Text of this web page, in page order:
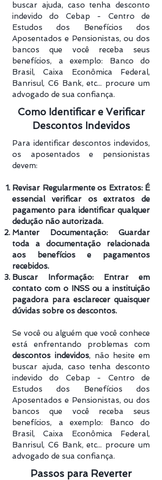
buscar ajuda, caso tenha desconto
indevido do Cebap - Centro de
Estudos dos Benefícios dos
Aposentados e Pensionistas, ou dos
bancos que você receba seus
benefícios, a exemplo: Banco do
Brasil, Caixa Econômica Federal,
Banrisul, C6 Bank, etc... procure um
advogado de sua confiança.
Como Identificar e Verificar
Descontos Indevidos
Para identificar descontos indevidos,
os aposentados e pensionistas
devem:
Revisar Regularmente os Extratos: É
essencial verificar os extratos de
pagamento para identificar qualquer
dedução não autorizada.
Manter Documentação: Guardar
toda a documentação relacionada
aos benefícios e pagamentos
recebidos.
Buscar Informação: Entrar em
contato com o INSS ou a instituição
pagadora para esclarecer quaisquer
dúvidas sobre os descontos.
Se você ou alguém que você conhece
está enfrentando problemas com
descontos indevidos, não hesite em
buscar ajuda, caso tenha desconto
indevido do Cebap - Centro de
Estudos dos Benefícios dos
Aposentados e Pensionistas, ou dos
bancos que você receba seus
benefícios, a exemplo: Banco do
Brasil, Caixa Econômica Federal,
Banrisul, C6 Bank, etc... procure um
advogado de sua confiança.
Passos para Reverter